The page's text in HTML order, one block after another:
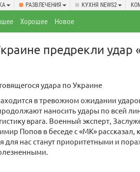
РАЗВЛЕЧЕНИЯ КУХНЯ NEWS2
Хорошее Новое
предрекли
удара по Украине
в тревожном ожидании
наносить удары по всей
врага. Военный эксперт,
Попов в беседе с «МК» рассказал,
для нас станут приоритетными и